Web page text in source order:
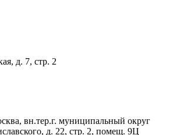
д. 7, стр. 2
вн.тер.г. муниципальный округ
д. 22, стр. 2, помещ. 9Ц